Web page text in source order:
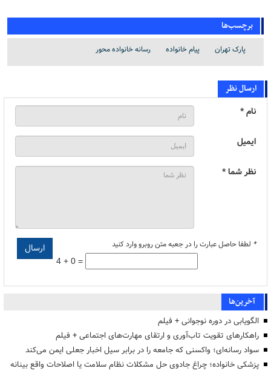
برچسب‌ها
پارک تهران پیام خانواده رسانه خانواده محور
ارسال نظر
نام *
ایمیل
نظر شما *
* لطفا حاصل عبارت را در جعبه متن روبرو وارد کنید
4 + 0 =
آخرین‌ها
الگویابی در دوره نوجوانی + فیلم
راهکارهای تقویت تاب‌آوری و ارتقای مهارت‌های اجتماعی + فیلم
سواد رسانه‌ای؛ واکسنی که جامعه را در برابر سیل اخبار جعلی ایمن می‌کند
پزشکی خانواده؛ چراغ جادوی حل مشکلات نظام سلامت یا اصلاحات واقع بینانه